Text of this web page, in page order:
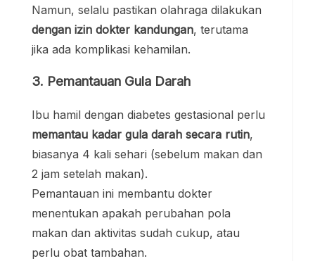
Namun, selalu pastikan olahraga dilakukan
dengan izin dokter kandungan, terutama
jika ada komplikasi kehamilan.
3. Pemantauan Gula Darah
Ibu hamil dengan diabetes gestasional perlu
memantau kadar gula darah secara rutin,
biasanya 4 kali sehari (sebelum makan dan
2 jam setelah makan).
Pemantauan ini membantu dokter
menentukan apakah perubahan pola
makan dan aktivitas sudah cukup, atau
perlu obat tambahan.